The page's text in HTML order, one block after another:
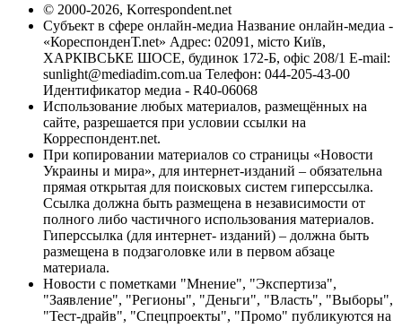
© 2000-2026, Korrespondent.net
Субъект в сфере онлайн-медиа Название онлайн-медиа -
«КореспонденТ.net» Адрес: 02091, місто Київ,
ХАРКІВСЬКЕ ШОСЕ, будинок 172-Б, офіс 208/1 E-mail:
sunlight@mediadim.com.ua Телефон: 044-205-43-00
Идентификатор медиа - R40-06068
Использование любых материалов, размещённых на
сайте, разрешается при условии ссылки на
Корреспондент.net.
При копировании материалов со страницы «Новости
Украины и мира», для интернет-изданий – обязательна
прямая открытая для поисковых систем гиперссылка.
Ссылка должна быть размещена в независимости от
полного либо частичного использования материалов.
Гиперссылка (для интернет- изданий) – должна быть
размещена в подзаголовке или в первом абзаце
материала.
Новости с пометками "Мнение", "Экспертиза",
"Заявление", "Регионы", "Деньги", "Власть", "Выборы",
"Тест-драйв", "Спецпроекты", "Промо" публикуются на